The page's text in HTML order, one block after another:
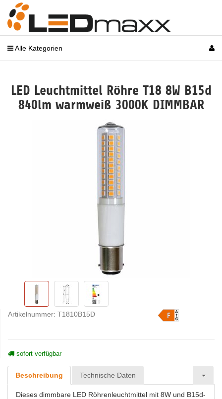
Alle Kategorien
LED Leuchtmittel Röhre T18 8W B15d
840lm warmweiß 3000K DIMMBAR
Artikelnummer: T1810B15D
sofort verfügbar
Beschreibung Technische Daten
Dieses dimmbare LED Röhrenleuchtmittel mit 8W und B15d-